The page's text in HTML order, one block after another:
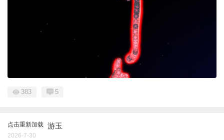
383 5
点击重新加载 游玉
2026-7-30